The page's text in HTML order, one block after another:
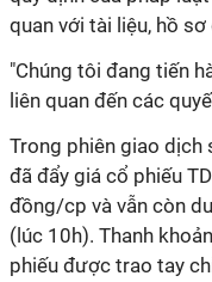
quan với tài liệu, hồ
"Chúng tôi đang tiến
liên quan đến các
Trong phiên giao dịch
đã đẩy giá cổ phiếu
đồng/cp và vẫn còn
(lúc 10h). Thanh
phiếu được trao tay